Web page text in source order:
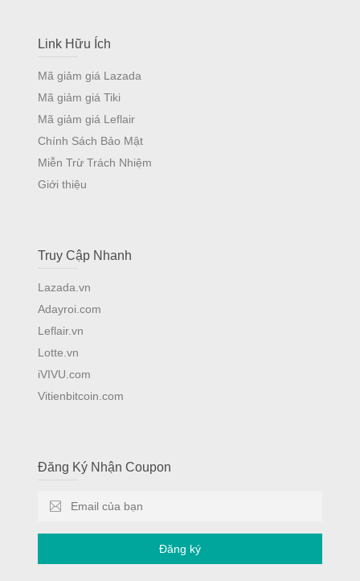
Link Hữu Ích
Mã giảm giá Lazada
Mã giảm giá Tiki
Mã giảm giá Leflair
Chính Sách Bảo Mật
Miễn Trừ Trách Nhiệm
Giới thiệu
Truy Cập Nhanh
Lazada.vn
Adayroi.com
Leflair.vn
Lotte.vn
iVIVU.com
Vitienbitcoin.com
Đăng Ký Nhận Coupon
Đăng ký